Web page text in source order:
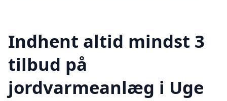
Indhent altid mindst 3
tilbud på
jordvarmeanlæg i Uge